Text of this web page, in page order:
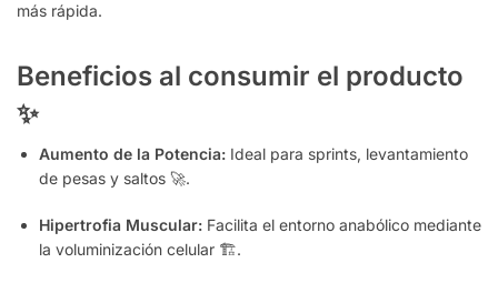
más rápida.
Beneficios al consumir el producto
✨
Aumento de la Potencia: Ideal para sprints, levantamiento
de pesas y saltos 🚀.
Hipertrofia Muscular: Facilita el entorno anabólico mediante
la voluminización celular 🏗️.